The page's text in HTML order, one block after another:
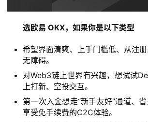
选欧易 OKX，如果你是以下类型
希望界面清爽、上手门槛低、从注
无障碍。
对Web3链上世界有兴趣，想试试
上打新、空投交互。
第一次入金想走“新手友好”通道、省
享受免手续费的C2C体验。